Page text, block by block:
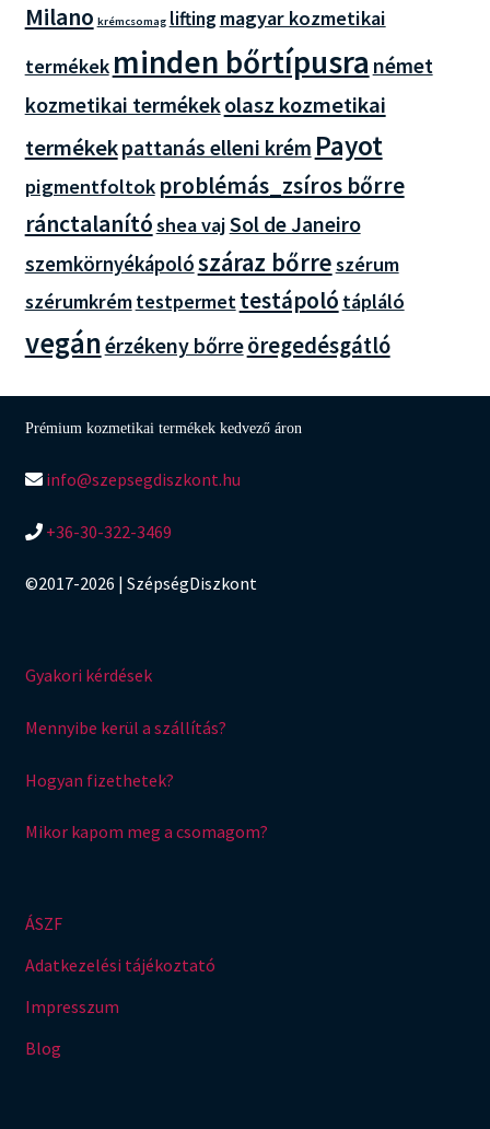
Milano krémcsomag lifting magyar kozmetikai
termékek minden bőrtípusra német
kozmetikai termékekolasz kozmetikai
termékekpattanás elleni krém Payot
pigmentfoltok problémás_zsíros bőrre
ránctalanítóshea vajSol de Janeiro
szemkörnyékápolószáraz bőrreszérum
szérumkrémtestpermettestápoló tápláló
vegánérzékeny bőrreöregedésgátló
Prémium kozmetikai termékek kedvező áron
info@szepsegdiszkont.hu
+36-30-322-3469
©2017-2026 | SzépségDiszkont
Gyakori kérdések
Mennyibe kerül a szállítás?
Hogyan fizethetek?
Mikor kapom meg a csomagom?
ÁSZF
Adatkezelési tájékoztató
Impresszum
Blog